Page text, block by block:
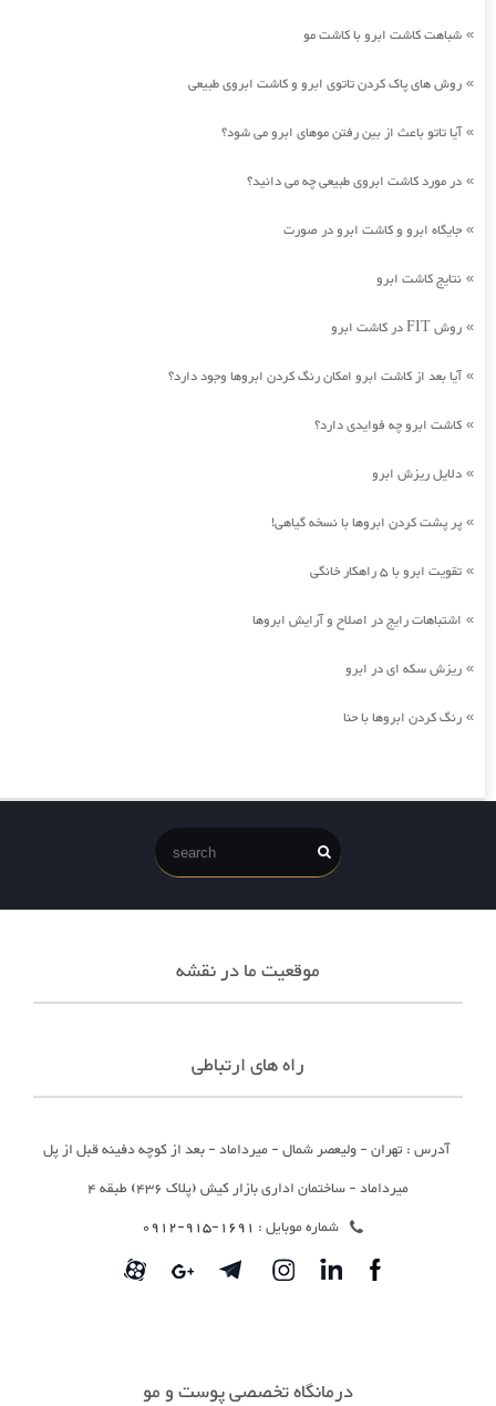
» شباهت کاشت ابرو با کاشت مو
» روش های پاک کردن تاتوی ابرو و کاشت ابروی طبیعی
»آیا تاتو باعث از بین رفتن موهای ابرو می شود؟
» در مورد کاشت ابروی طبیعی چه می دانید؟
» جایگاه ابرو و کاشت ابرو در صورت
» نتایج کاشت ابرو
» روش FIT در کاشت ابرو
»آیا بعد از کاشت ابرو امکان رنگ کردن ابروها وجود دارد؟
» کاشت ابرو چه فوایدی دارد؟
» دلایل ریزش ابرو
» پر پشت کردن ابروها با نسخه گیاهی!
» تقویت ابرو با 5 راهکار خانگی
» اشتباهات رایج در اصلاح و آرایش ابروها
» ریزش سکه ای در ابرو
» رنگ کردن ابروها با حنا
موقعیت ما در نقشه
راه های ارتباطی
آدرس : تهران - ولیعصر شمال - میرداماد - بعد از کوچه دفینه قبل از پل
میرداماد - ساختمان اداری بازار کیش (پلاک 436) طبقه 4
شماره موبایل : 1691-915-0912
درمانگاه تخصصی پوست و مو